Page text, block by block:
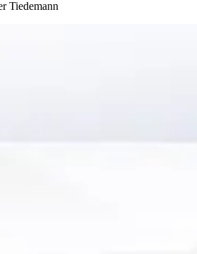
Tiedemann